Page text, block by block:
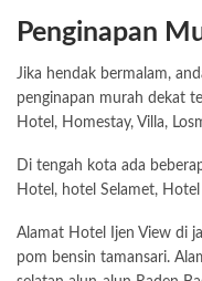
Penginapan
Jika hendak bermalam,
penginapan murah dekat
Hotel, Homestay, Villa,
Di tengah kota ada
Hotel, hotel Selamet,
Alamat Hotel Ijen View di
pom bensin tamansari.